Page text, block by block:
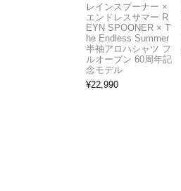
レインスプーナー ×
エンドレスサマー R
EYN SPOONER × T
he Endless Summer
半袖アロハシャツ フ
ルオープン 60周年記
念モデル
¥22,990